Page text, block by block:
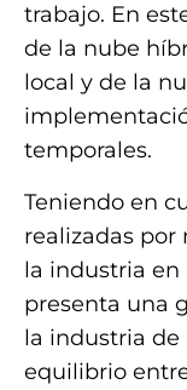
trabajo. En
de la nube
local y de la
temporales.
Teniendo en
realizadas por
la industria en
presenta una
la industria de
equilibrio